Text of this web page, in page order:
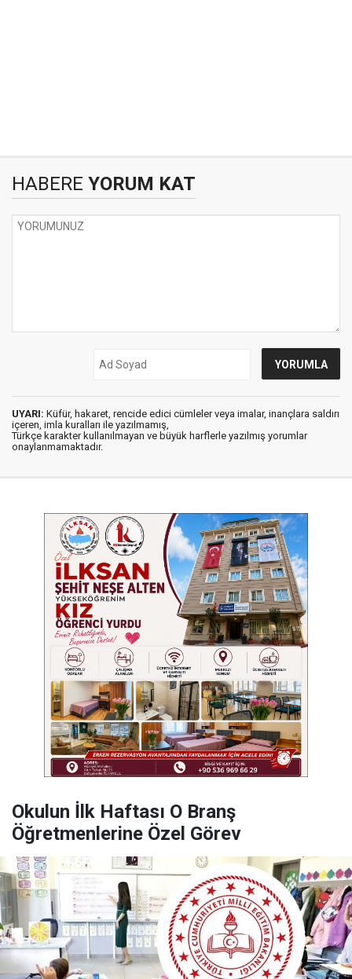
HABERE YORUM KAT
UYARI: Küfür, hakaret, rencide edici cümleler veya imalar, inançlara saldırı
içeren, imla kuralları ile yazılmamış,
Türkçe karakter kullanılmayan ve büyük harflerle yazılmış yorumlar
onaylanmamaktadır.
Okulun İlk Haftası O Branş
Öğretmenlerine Özel Görev